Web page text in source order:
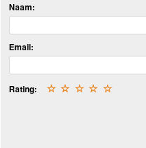
Naam:
Email:
Rating: ☆
☆
☆
☆
☆